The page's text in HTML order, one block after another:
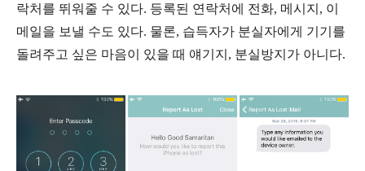
락처를 뛰워줄 수 있다. 등록된 연락처에 전화, 메시지, 이
메일을 보낼 수도 있다. 물론, 습득자가 분실자에게 기기를
돌려주고 싶은 마음이 있을 때 얘기지, 분실방지가 아니다.